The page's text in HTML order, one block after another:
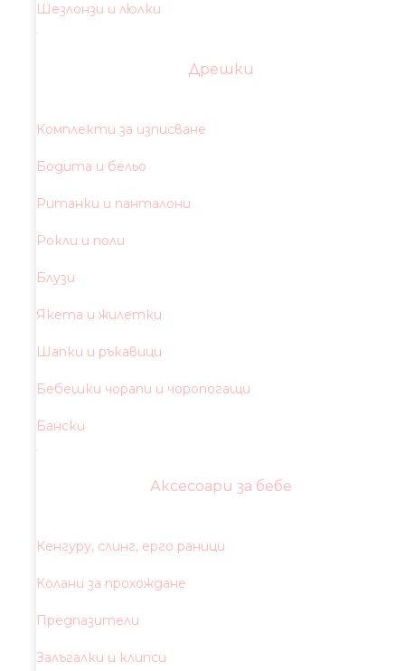
Шезлонзи и люлки
Дрешки
Комплекти за изписване
Бодита и бельо
Ританки и панталони
Рокли и поли
Блузи
Якета и жилетки
Шапки и ръкавици
Бебешки чорапи и чоропогащи
Бански
Аксесоари за бебе
Кенгуру, слинг, ерго раници
Колани за прохождане
Предпазители
Залъгалки и клипси